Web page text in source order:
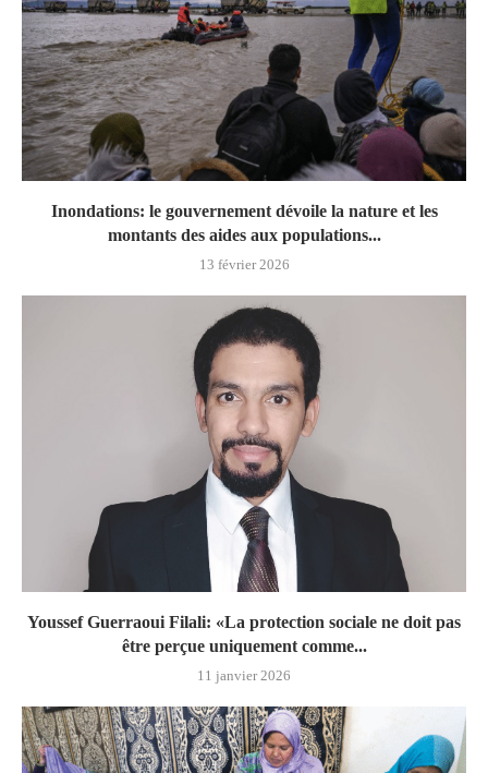
Inondations: le gouvernement dévoile la nature et les
montants des aides aux populations...
13 février 2026
Youssef Guerraoui Filali: «La protection sociale ne doit pas
être perçue uniquement comme...
11 janvier 2026